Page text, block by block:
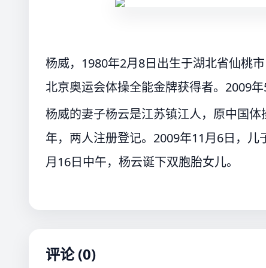
杨威，1980年2月8日出生于湖北省仙桃
北京奥运会体操全能金牌获得者。2009
杨威的妻子杨云是江苏镇江人，原中国
年，两人注册登记。2009年11月6日，
月16日中午，杨云诞下双胞胎女儿。
评论 (0)